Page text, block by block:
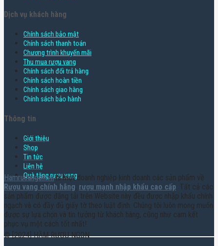
Dịch vụ khách hàng
Chính sách bảo mật
Chính sách thanh toán
Chương trình khuyến mãi
Thu mua rượu vang
Chính sách đổi trả hàng
Chính sách hoàn tiền
Chính sách giao hàng
Chính sách bảo hành
Thông tin
Giới thiệu
Shop
Tin tức
Liên hệ
Quà tặng rượu vang
Hamruoungon.vnlà một doanh nghiệp kinh doanh các sản phẩm về
Rượu vang chính hãng, rượu mạnh nhập khẩu cao cấp. Tất cả các
sản phẩm được đăng tải trên Website này đều được nhập khẩu chính
ngạch và có đầy đủ giấy tờ theo luật định. Chúng tôi luôn mong muốn
được sự lựa chọn và tin tưởng từ khách hàng, cũng như cam kết
phục vụ một cách tốt nhất!
© [2024] HẦM RƯỢU NGON